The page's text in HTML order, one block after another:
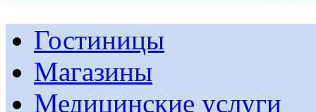
Гостиницы
Магазины
Медицинские услуги